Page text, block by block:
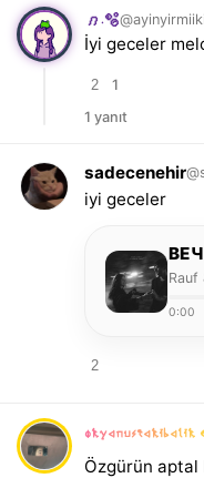
𝑛.🫧
İyi geceler
2
1
1 yanıt
sadecenehir
iyi geceler
Rauf
0:00
2
okyanustakibalik
Özgürün aptal